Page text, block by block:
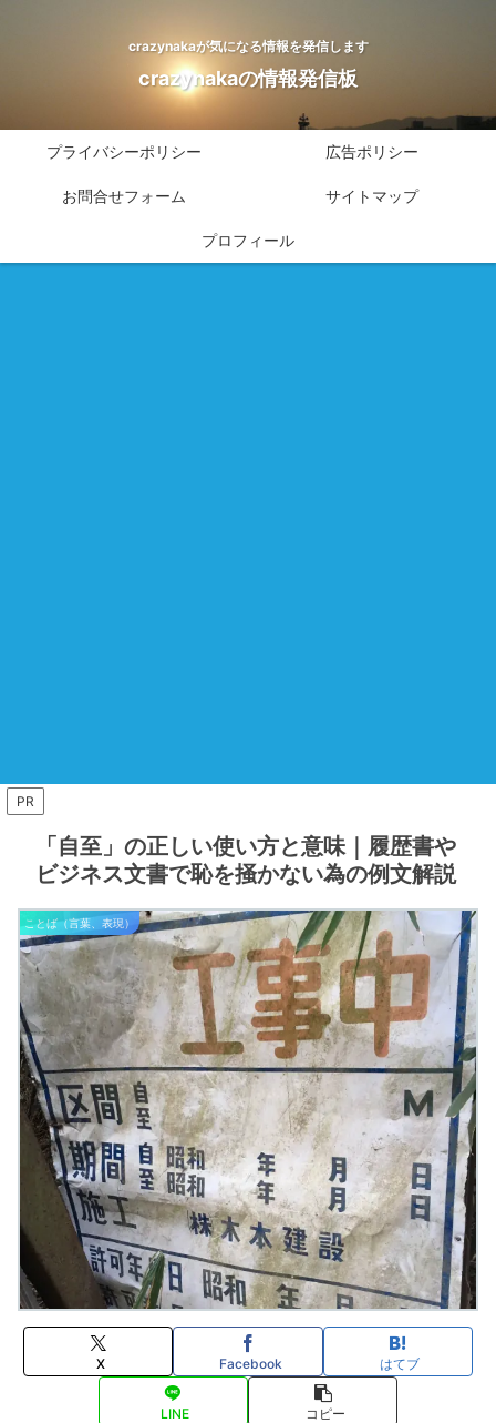
crazynakaが気になる情報を発信します
crazynakaの情報発信板
プライバシーポリシー 広告ポリシー
お問合せフォーム サイトマップ
プロフィール
PR
「自至」の正しい使い方と意味｜履歴書や
ビジネス文書で恥を掻かない為の例文解説
ことば（言葉、表現）
X Facebook はてブ
LINE コピー